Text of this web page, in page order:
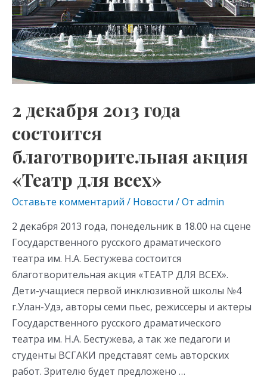
2 декабря 2013 года
состоится
благотворительная акция
«Театр для всех»
Оставьте комментарий / Новости / От admin
2 декабря 2013 года, понедельник в 18.00 на сцене
Государственного русского драматического
театра им. Н.А. Бестужева состоится
благотворительная акция «ТЕАТР ДЛЯ ВСЕХ».
Дети-учащиеся первой инклюзивной школы №4
г.Улан-Удэ, авторы семи пьес, режиссеры и актеры
Государственного русского драматического
театра им. Н.А. Бестужева, а так же педагоги и
студенты ВСГАКИ представят семь авторских
работ. Зрителю будет предложено …
акция
«Театр
для
всех»